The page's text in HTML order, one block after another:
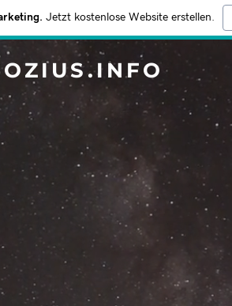
Jetzt kostenlose Website erstellen.